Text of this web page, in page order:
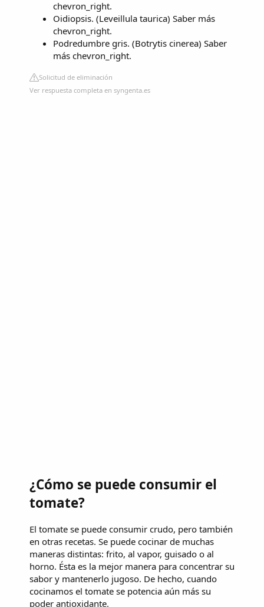
chevron_right.
Oidiopsis. (Leveillula taurica) Saber más
chevron_right.
Podredumbre gris. (Botrytis cinerea) Saber
más chevron_right.
Solicitud de eliminación
Ver respuesta completa en syngenta.es
¿Cómo se puede consumir el
tomate?
El tomate se puede consumir crudo, pero también
en otras recetas. Se puede cocinar de muchas
maneras distintas: frito, al vapor, guisado o al
horno. Ésta es la mejor manera para concentrar su
sabor y mantenerlo jugoso. De hecho, cuando
cocinamos el tomate se potencia aún más su
poder antioxidante.